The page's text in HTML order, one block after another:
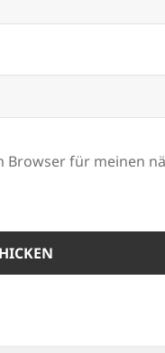
Browser für meinen